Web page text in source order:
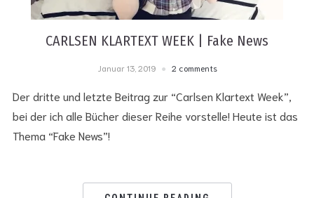
CARLSEN KLARTEXT WEEK | Fake News
Januar 13, 2019 2 comments
Der dritte und letzte Beitrag zur “Carlsen Klartext Week”,
bei der ich alle Bücher dieser Reihe vorstelle! Heute ist das
Thema “Fake News”!